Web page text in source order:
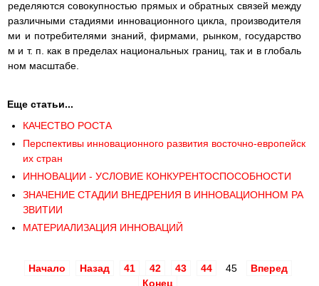
ределяются совокупностью прямых и обратных связей между
различными стадиями инновационного цикла, производителя
ми и потребителями знаний, фирмами, рынком, государство
м и т. п. как в пределах национальных границ, так и в глобаль
ном масштабе.
Еще статьи...
КАЧЕСТВО РОСТА
Перспективы инновационного развития восточно-европейск
их стран
ИННОВАЦИИ - УСЛОВИЕ КОНКУРЕНТОСПОСОБНОСТИ
ЗНАЧЕНИЕ СТАДИИ ВНЕДРЕНИЯ В ИННОВАЦИОННОМ РА
ЗВИТИИ
МАТЕРИАЛИЗАЦИЯ ИННОВАЦИЙ
Начало Назад 41 42 43 44 45
Вперед
Конец